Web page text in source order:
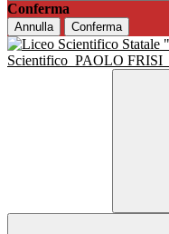
Conferma
Annulla Conferma
Scientifico PAOLO FRISI